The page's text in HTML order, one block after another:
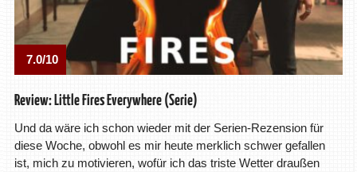
7.0/10
Review: Little Fires Everywhere (Serie)
Und da wäre ich schon wieder mit der Serien-Rezension für
diese Woche, obwohl es mir heute merklich schwer gefallen
ist, mich zu motivieren, wofür ich das triste Wetter draußen